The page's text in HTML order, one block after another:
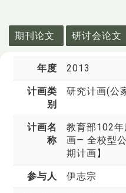
期刊论文
研讨会论文
年度 2013
计画类
别
研究计画(公
计画名
称
教育部102
画— 全校型
期计画】
参与人 伊志宗